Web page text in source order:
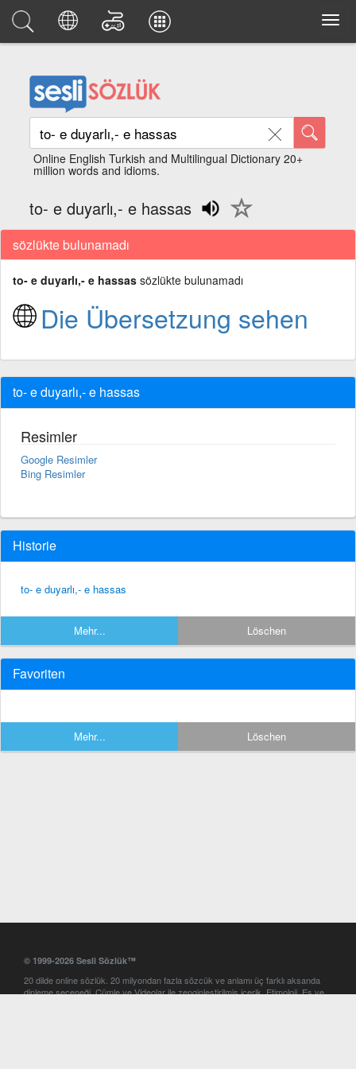
Online English Turkish and Multilingual Dictionary 20+
million words and idioms.
to- e duyarlı,- e hassas
sözlükte bulunamadı
to- e duyarlı,- e hassas sözlükte bulunamadı
Die Übersetzung sehen
to- e duyarlı,- e hassas
Resimler
Google Resimler
Bing Resimler
Historie
to- e duyarlı,- e hassas
Mehr... Löschen
Favoriten
Mehr... Löschen
© 1999-2026 Sesli Sözlük™
20 dilde online sözlük. 20 milyondan fazla sözcük ve anlamı üç farklı aksanda
dinleme seçeneği. Cümle ve Videolar ile zenginleştirilmiş içerik. Etimoloji, Eş ve